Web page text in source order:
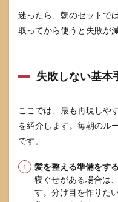
迷ったら、朝のセットで
取ってから使うと失敗が
失敗しない基本
ここでは、最も再現しや
を紹介します。毎朝のル
です。
髪を整える準備をする
寝ぐせがある場合は
す。分け目を作りた